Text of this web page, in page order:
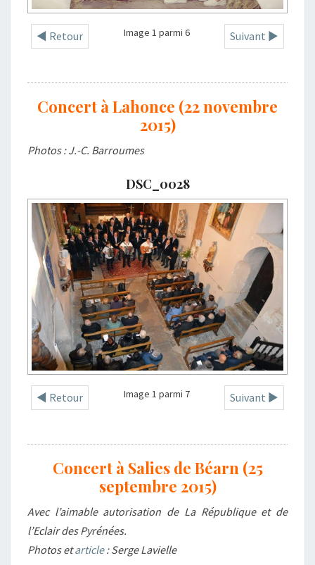
◄ Retour Suivant ►
Image 1 parmi 6
Concert à Lahonce (22 novembre
2015)
Photos : J.-C. Barroumes
DSC_0028
◄ Retour Suivant ►
Image 1 parmi 7
Concert à Salies de Béarn (25
septembre 2015)
Avec l’aimable autorisation de La République et de
l’Eclair des Pyrénées.
Photos etarticle: Serge Lavielle